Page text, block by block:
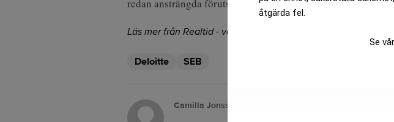
åtgärda fel.
Se
redan ansträngda förutsättningarna, säger Robert
Läs mer från Realtid - vårt nyhetsbrev är kostnadsfritt:
Deloitte SEB
Camilla Jonsson